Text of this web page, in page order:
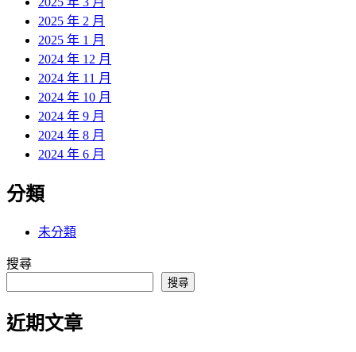
2025 年 2 月
2025 年 1 月
2024 年 12 月
2024 年 11 月
2024 年 10 月
2024 年 9 月
2024 年 8 月
2024 年 6 月
分類
未分類
搜尋
搜尋
近期文章